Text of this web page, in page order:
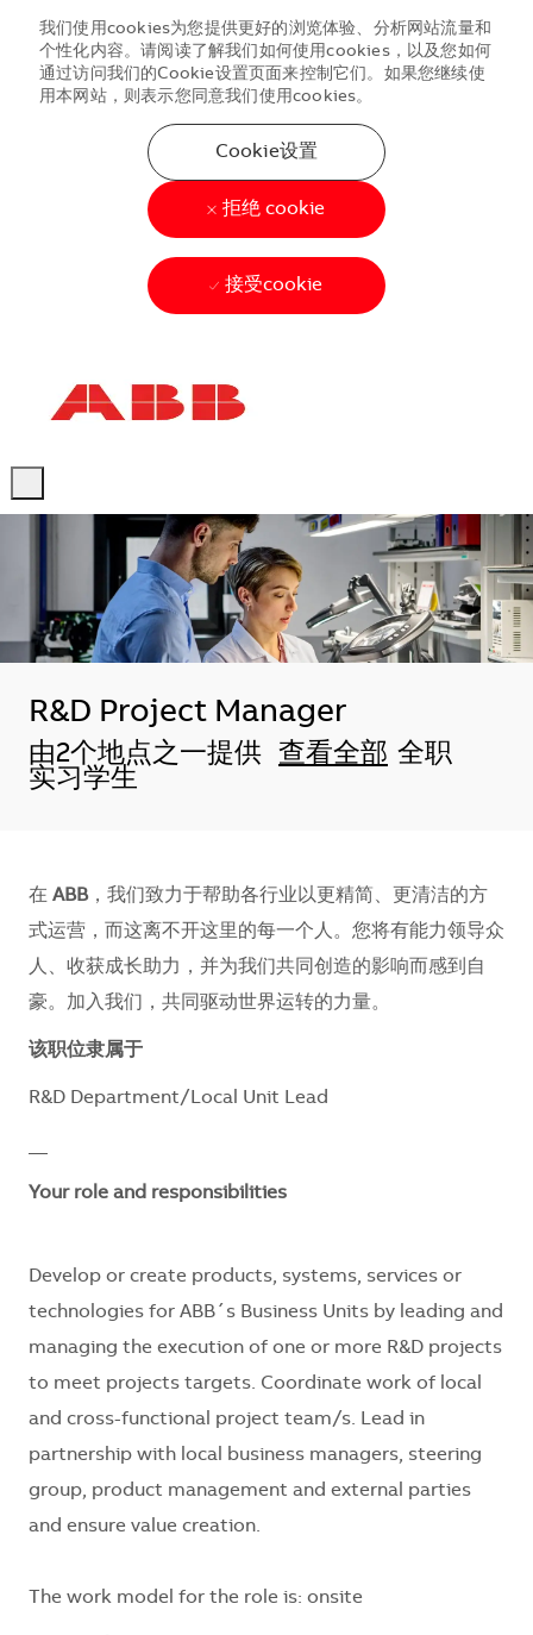
我们使用cookies为您提供更好的浏览体验、分析网站流量和
个性化内容。请阅读了解我们如何使用cookies，以及您如何
通过访问我们的Cookie设置页面来控制它们。如果您继续使
用本网站，则表示您同意我们使用cookies。
Cookie设置
拒绝 cookie
接受cookie
R&D Project Manager
由2个地点之一提供 查看全部 全职
实习学生
在 ABB，我们致力于帮助各行业以更精简、更清洁的方
式运营，而这离不开这里的每一个人。您将有能力领导众
人、收获成长助力，并为我们共同创造的影响而感到自
豪。加入我们，共同驱动世界运转的力量。​​​​
该职位隶属于
R&D Department/Local Unit Lead
Your role and responsibilities
Develop or create products, systems, services or
technologies for ABB´s Business Units by leading and
managing the execution of one or more R&D projects
to meet projects targets. Coordinate work of local
and cross-functional project team/s. Lead in
partnership with local business managers, steering
group, product management and external parties
and ensure value creation.
The work model for the role is: onsite